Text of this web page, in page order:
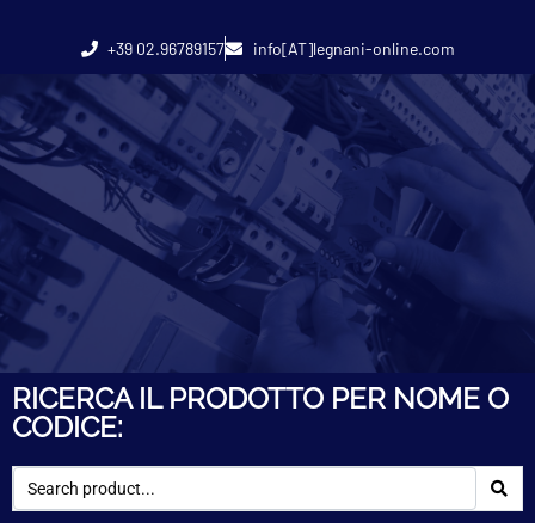
+39 02.96789157 info[AT]legnani-online.com
RICERCA IL PRODOTTO PER NOME O
CODICE: